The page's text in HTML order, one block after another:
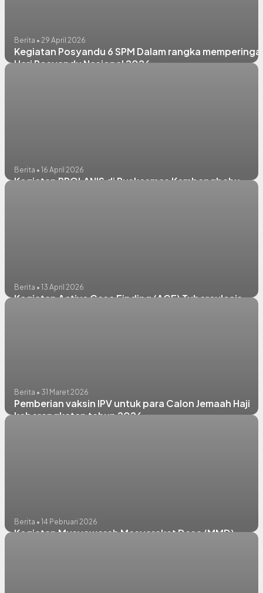
Berita • 29 April 2026
Kegiatan Posyandu 6 SPM Dalam rangka
Hari Posyandu Nasional 2026
Berita • 16 April 2026
Kegiatan PROLANIS di Puskesmas Kembangbahu
Berita • 13 April 2026
Kegiatan Active Case Finding (ACF) Tuberculosis
Berita • 31 Maret 2026
Pemberian vaksin IPV untuk para Calon Jemaah Haji
keberangkatan tahun 2026
Berita • 14 Pebruari 2026
Kegiatan Musyawarah Masyarakat Desa (MMD)